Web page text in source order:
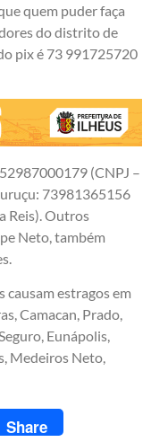
quem puder faça
do distrito de
pix é 73 991725720
(CNPJ –
73981365156
Reis). Outros
Neto, também
causam estragos em
Camacan, Prado,
Eunápolis,
Medeiros Neto,
Share